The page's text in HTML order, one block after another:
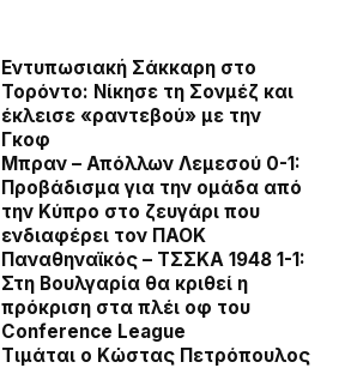
Εντυπωσιακή Σάκκαρη στο
Τορόντο: Νίκησε τη Σονμέζ και
έκλεισε «ραντεβού» με την
Γκοφ
Μπραν – Απόλλων Λεμεσού 0-1:
Προβάδισμα για την ομάδα από
την Κύπρο στο ζευγάρι που
ενδιαφέρει τον ΠΑΟΚ
Παναθηναϊκός – ΤΣΣΚΑ 1948 1-1:
Στη Βουλγαρία θα κριθεί η
πρόκριση στα πλέι οφ του
Conference League
Τιμάται ο Κώστας Πετρόπουλος